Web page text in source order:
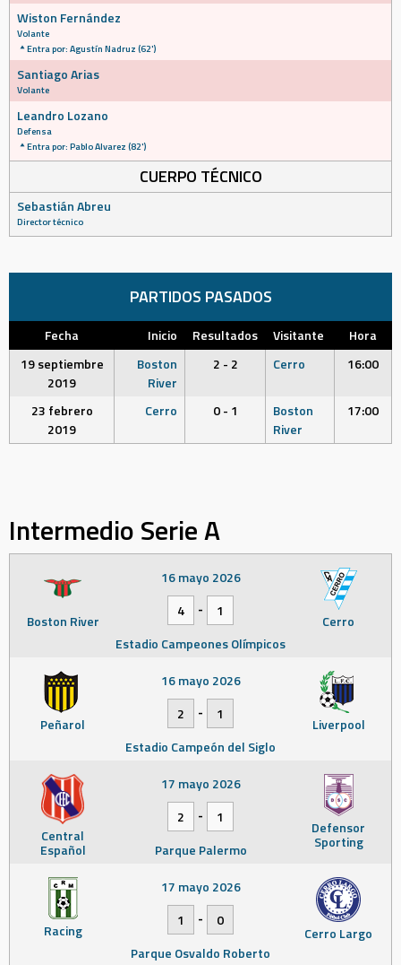
Wiston Fernández
Volante
Entra por: Agustín Nadruz (62')
Santiago Arias
Volante
Leandro Lozano
Defensa
Entra por: Pablo Alvarez (82')
CUERPO TÉCNICO
Sebastián Abreu
Director técnico
PARTIDOS PASADOS
Fecha Inicio Resultados Visitante
Hora
19 septiembre
2019
Boston
River
2 - 2 Cerro 16:00
23 febrero
2019
Cerro 0 - 1
Boston
River
17:00
Intermedio Serie A
Boston River Cerro
16 mayo 2026
4
-
1
Estadio Campeones Olímpicos
Peñarol Liverpool
16 mayo 2026
2
-
1
Estadio Campeón del Siglo
Central
Español
Defensor
Sporting
17 mayo 2026
2
-
1
Parque Palermo
Racing Cerro Largo
17 mayo 2026
1
-
0
Parque Osvaldo Roberto